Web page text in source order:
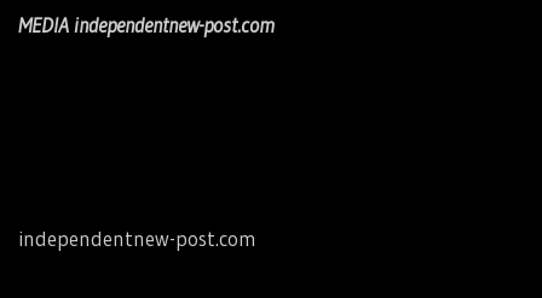
MEDIA independentnew-post.com
independentnew-post.com